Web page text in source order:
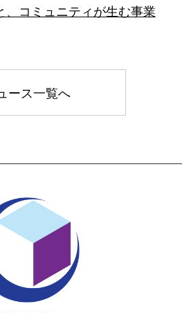
コミュニティが生む事業
ース一覧へ